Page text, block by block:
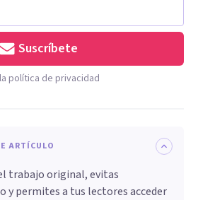
Suscríbete
política de privacidad
ARTÍCULO
trabajo original, evitas
y permites a tus lectores acceder